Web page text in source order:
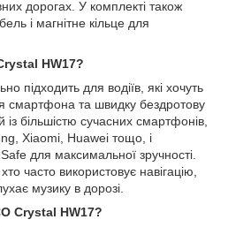
дорогах. У комплекті також
і магнітне кільце для
HW17?
підходить для водіїв, які хочуть
смартфона та швидку бездротову
із більшістю сучасних смартфонів,
Xiaomi, Huawei тощо, і
для максимальної зручності.
часто використовує навігацію,
музику в дорозі.
Crystal HW17?